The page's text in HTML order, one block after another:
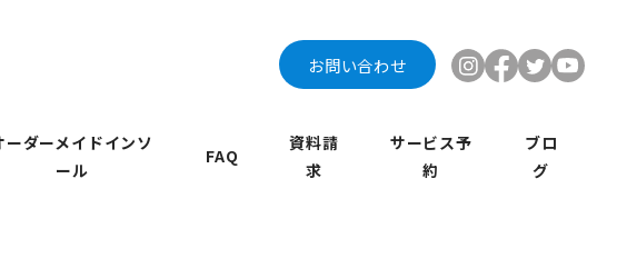
お問い合わせ
ーダーメイドインソ
ール
FAQ
資料請
求
サービス予
約
ブロ
グ